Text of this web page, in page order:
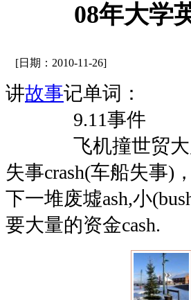
08年大学
[日期：2010-11-26]
讲故事记单词：
9.11事件
飞机撞世贸大厦
失事crash(车船失事)
下一堆废墟ash,小
要大量的资金cash.